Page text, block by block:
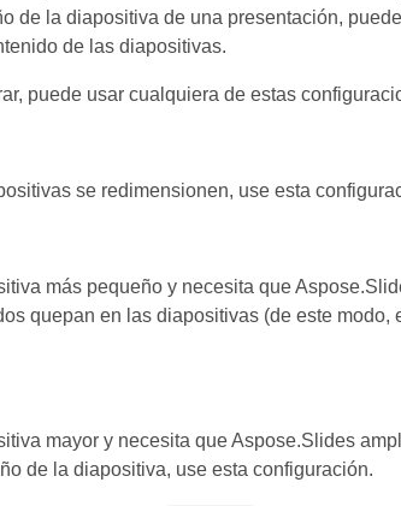
de la diapositiva de una presentación,
de las diapositivas.
puede usar cualquiera de estas
se redimensionen, use esta
más pequeño y necesita que
quepan en las diapositivas (de este modo,
mayor y necesita que Aspose.Slides
de la diapositiva, use esta configuración.